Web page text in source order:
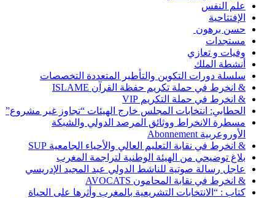
علم النفس
الإفتتاحية
حسن برهون
مستجدات
وفيات و تعازي
أنشطة الملك
سلسلة دورات التكوين والتأطير المتعددة التخصصات
& انخرط في حملة تكريم حفظة القرآن ISLAME
& انخرط في حملة التكريم VIP
الحطابي: انتخابات المجلس خارج الهيئات “تجاوز غير مشروع”
مسطرة الانخراط ووثائق المرصد الدولي والشبكة
الأوروعربية Abonnement
& انخرط في نقابة التعليم العالي والأحياء الجامعية SUP
بلاغ توضيحي من الهيئة الوطنية لتراجمة المغرب
عاجل رسالة صوتية للناشط الدولي عبد المجيد الإدريسي
& انخرط في نقابة المحامون AVOCATS
كتاب : “الانتخابات التشريعية بالمغرب وأثرها على الحياة